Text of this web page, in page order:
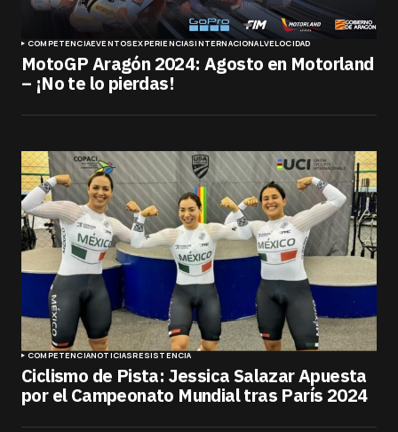
COMPETENCIAEVENTOSEXPERIENCIASINTERNACIONALVELOCIDAD
MotoGP Aragón 2024: Agosto en Motorland
– ¡No te lo pierdas!
COMPETENCIANOTICIASRESISTENCIA
Ciclismo de Pista: Jessica Salazar Apuesta
por el Campeonato Mundial tras París 2024